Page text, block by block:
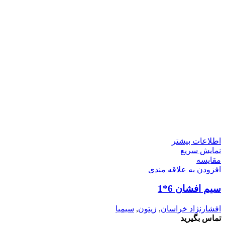
اطلاعات بیشتر
نمایش سریع
مقايسه
افزودن به علاقه مندی
سیم افشان 6*1
افشارنژاد خراسان, زیتون, سیمیا
تماس بگیرید